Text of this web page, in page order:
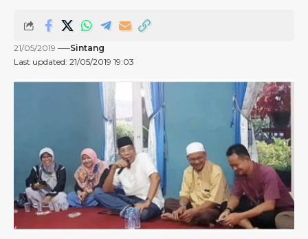
Last updated: 21/05/2019 19:03
21/05/2019 Sintang